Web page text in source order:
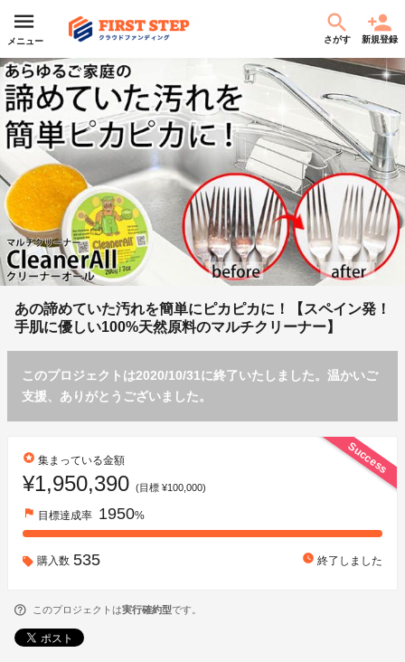
メニュー さがす 新規登録
あの諦めていた汚れを簡単にピカピカに！【スペイン発！
手肌に優しい100%天然原料のマルチクリーナー】
このプロジェクトは2020/10/31に終了いたしました。温かいご
支援、ありがとうございました。
Success
stars 集まっている金額
¥1,950,390 (目標 ¥100,000)
flag 目標達成率 1950%
購入数 535 watch_later 終了しました
このプロジェクトは実行確約型です。